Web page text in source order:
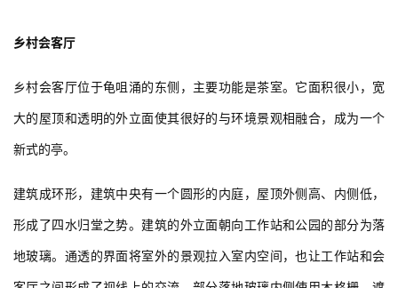
乡村会客厅
乡村会客厅位于龟咀涌的东侧，主要功能是茶室。它面积很小，宽
大的屋顶和透明的外立面使其很好的与环境景观相融合，成为一个
新式的亭。
建筑成环形，建筑中央有一个圆形的内庭，屋顶外侧高、内侧低，
形成了四水归堂之势。建筑的外立面朝向工作站和公园的部分为落
地玻璃。通透的界面将室外的景观拉入室内空间，也让工作站和会